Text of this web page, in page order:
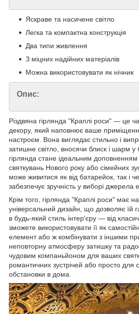
Яскраве та насичене світло
Легка та компактна конструкція
Два типи живлення
З міцних надійних матеріалів
Можна використовувати як нічник
Опис:
Різдвяна гірлянда "Краплі роси" — це
декору, який наповнює ваше
настроєм. Вона виглядає стильно і
затишне світло, вносячи блиск і шарм у
гірлянда стане ідеальним доповненням
святкувань Нового року або сімейних
може живитися як від батарейок, так і
забезпечує зручність у виборі джерела
Крім того, гірлянда "Краплі роси" має
універсальний дизайн, що дозволяє їй
в будь-який стиль інтер'єру — від
зможете використовувати її як
елемент або ж комбінувати з іншими
неповторну атмосферу затишку та
чудовим компаньйоном для ваших
романтичних зустрічей або просто для
обстановки в дома.